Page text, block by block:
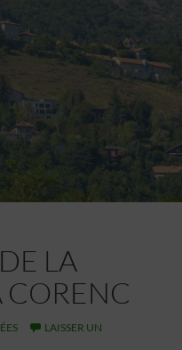
LA
CORENC
LAISSER UN